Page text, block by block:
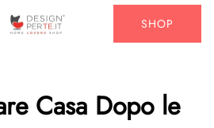
SHOP
Casa Dopo le